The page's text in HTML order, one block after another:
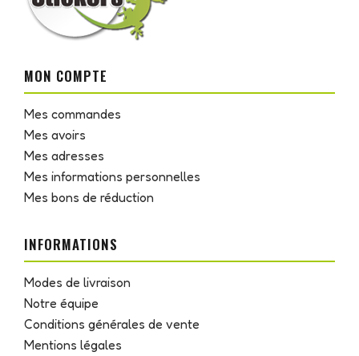
MON COMPTE
Mes commandes
Mes avoirs
Mes adresses
Mes informations personnelles
Mes bons de réduction
INFORMATIONS
Modes de livraison
Notre équipe
Conditions générales de vente
Mentions légales